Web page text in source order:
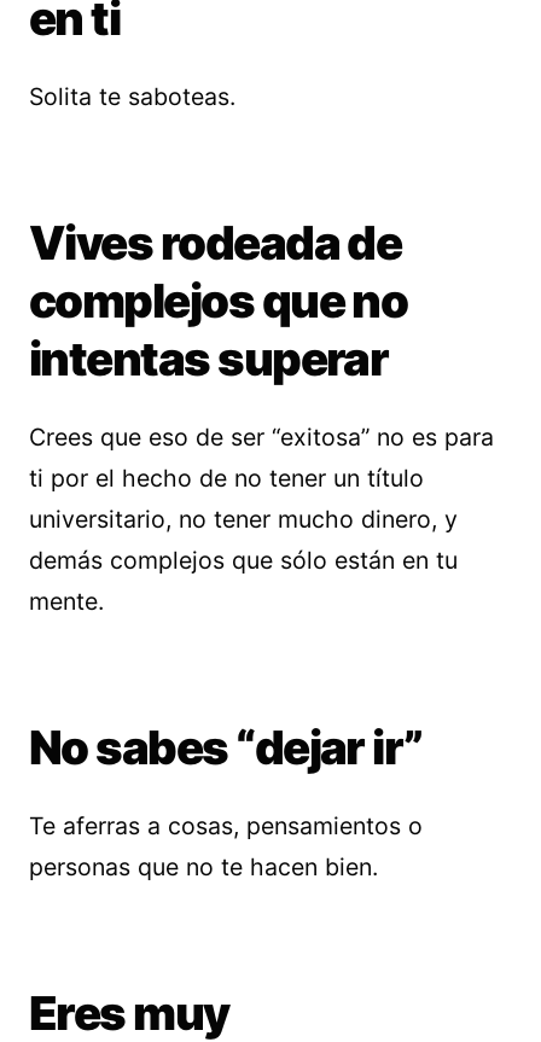
en ti
Solita te saboteas.
Vives rodeada de
complejos que no
intentas superar
Crees que eso de ser “exitosa” no es para
ti por el hecho de no tener un título
universitario, no tener mucho dinero, y
demás complejos que sólo están en tu
mente.
No sabes “dejar ir”
Te aferras a cosas, pensamientos o
personas que no te hacen bien.
Eres muy